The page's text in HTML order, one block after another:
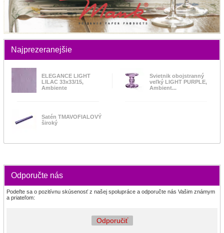
Najprezeranejšie
ELEGANCE LIGHT
LILAC 33x33/15,
Ambiente
Svietnik obojstranný
veľký LIGHT PURPLE,
Ambient...
Satén TMAVOFIALOVÝ
široký
Odporučte nás
Podeľte sa o pozitívnu skúsenosť z našej spolupráce a odporučte nás Vašim známym
a priateľom:
Odporučiť